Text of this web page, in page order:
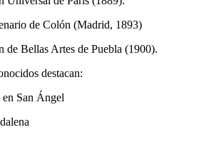
de Colón (Madrid, 1893)
de Bellas Artes de Puebla (1900).
destacan:
en San Ángel